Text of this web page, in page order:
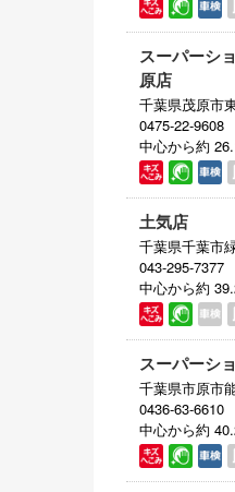
スーパーシ
原店
千葉県茂原市
0475-22-9608
中心から約
土気店
千葉県千葉市
043-295-7377
中心から約
スーパーシ
千葉県市原市
0436-63-6610
中心から約